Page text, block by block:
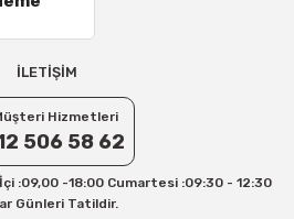
her +1 Desi: 13 TL
+1 Desi: 17 TL
tüm sorularınız için bizimle iletişime
İLETİŞİM
Hizmetleri
506 58 62
:09,00 -18:00 Cumartesi :09:30 - 12:30
Günleri Tatildir.